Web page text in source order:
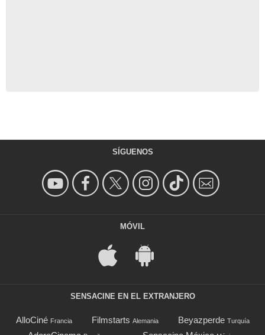
SÍGUENOS
MÓVIL
SENSACINE EN EL EXTRANJERO
AlloCiné Francia Filmstarts Alemania Beyazperde Turquía